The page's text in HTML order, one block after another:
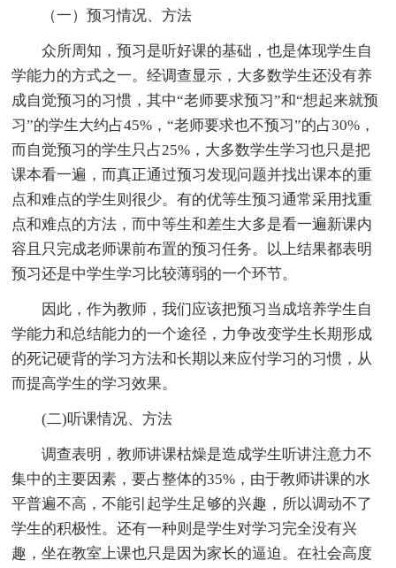
（一）预习情况、方法
众所周知，预习是听好课的基础，也是体现学生自
学能力的方式之一。经调查显示，大多数学生还没有养
成自觉预习的习惯，其中“老师要求预习”和“想起来就预
习”的学生大约占45%，“老师要求也不预习”的占30%，
而自觉预习的学生只占25%，大多数学生学习也只是把
课本看一遍，而真正通过预习发现问题并找出课本的重
点和难点的学生则很少。有的优等生预习通常采用找重
点和难点的方法，而中等生和差生大多是看一遍新课内
容且只完成老师课前布置的预习任务。以上结果都表明
预习还是中学生学习比较薄弱的一个环节。
因此，作为教师，我们应该把预习当成培养学生自
学能力和总结能力的一个途径，力争改变学生长期形成
的死记硬背的学习方法和长期以来应付学习的习惯，从
而提高学生的学习效果。
(二)听课情况、方法
调查表明，教师讲课枯燥是造成学生听讲注意力不
集中的主要因素，要占整体的35%，由于教师讲课的水
平普遍不高，不能引起学生足够的兴趣，所以调动不了
学生的积极性。还有一种则是学生对学习完全没有兴
趣，坐在教室上课也只是因为家长的逼迫。在社会高度